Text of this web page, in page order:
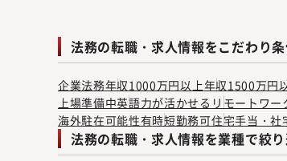
法務の転職・求人情報をこだわり
企業法務年収1000万円以上年収1500万円
上場準備中英語力が活かせる リモートワー
海外駐在可能性有時短勤務可住宅手当・社
法務の転職・求人情報を業種で絞